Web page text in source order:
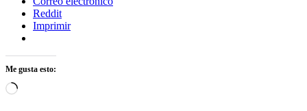
Reddit
Imprimir
Me gusta esto:
Cargando...